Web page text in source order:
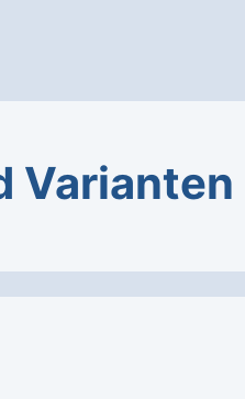
Varianten